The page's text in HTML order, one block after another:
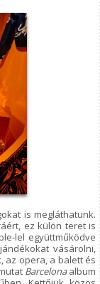
is megláthatunk.
ez külön teret is
lel együttműködve
vásárolni,
az opera, a balett és
Barcelonaalbum